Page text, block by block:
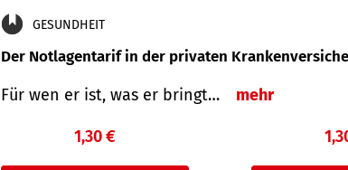
GESUNDHEIT
Der Notlagentarif in der privaten
Für wen er ist, was er bringt… mehr
1,30 €